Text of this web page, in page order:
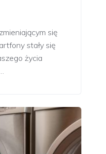
się
stały się
życia